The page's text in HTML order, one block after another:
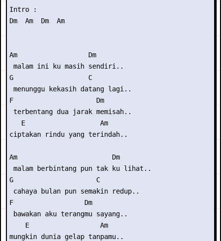
Intro :
Dm  Am  Dm  Am
Am                  Dm
malam ini ku masih sendiri..
G                   C
menunggu kekasih datang lagi..
F                     Dm
terbentang dua jarak memisah..
   E                   Am
ciptakan rindu yang terindah..
Am                        Dm
malam berbintang pun tak ku lihat..
G                     C
cahaya bulan pun semakin redup..
F                  Dm
bawakan aku terangmu sayang..
    E                  Am
mungkin dunia gelap tanpamu..